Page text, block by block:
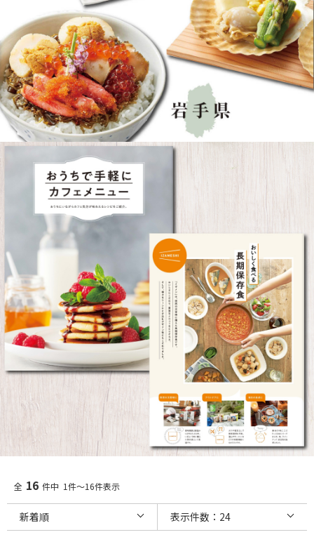
おうちで簡単にカフェメニューが味わえるレシピや、長期保存可能なレシピをご
全 16 件中 1件～16件表示